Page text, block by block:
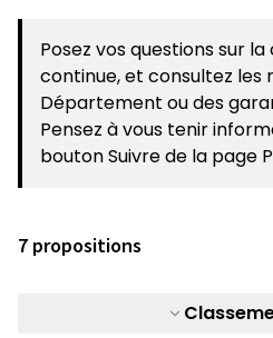
Posez vos questions sur
continue, et consultez les
Département ou des
Pensez à vous tenir
bouton Suivre de la page
7 propositions